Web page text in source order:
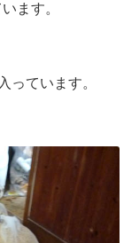
ます。
っています。